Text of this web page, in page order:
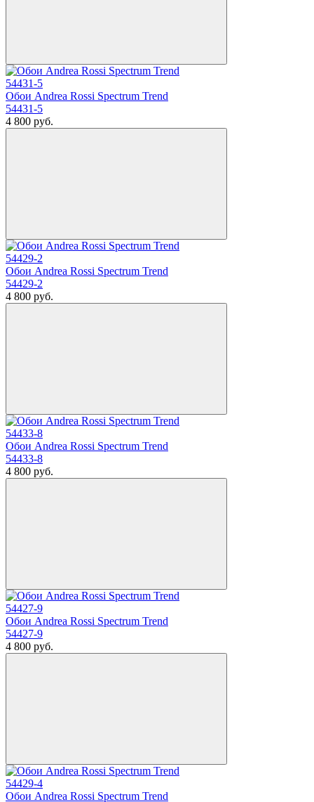
Обои Andrea Rossi Spectrum Trend
54431-5
4 800 руб.
Обои Andrea Rossi Spectrum Trend
54429-2
4 800 руб.
Обои Andrea Rossi Spectrum Trend
54433-8
4 800 руб.
Обои Andrea Rossi Spectrum Trend
54427-9
4 800 руб.
Обои Andrea Rossi Spectrum Trend